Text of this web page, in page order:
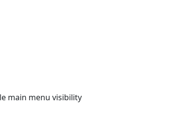
main menu visibility